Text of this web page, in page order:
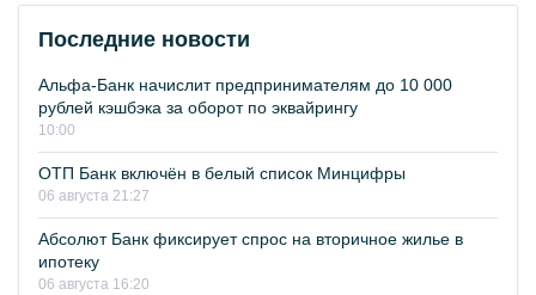
Последние новости
Альфа-Банк начислит предпринимателям до 10 000
рублей кэшбэка за оборот по эквайрингу
10:00
ОТП Банк включён в белый список Минцифры
06 августа 21:27
Абсолют Банк фиксирует спрос на вторичное жилье в
ипотеку
06 августа 16:20